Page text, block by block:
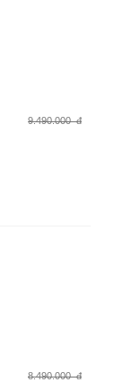
9.490.000 đ
8.490.000 đ